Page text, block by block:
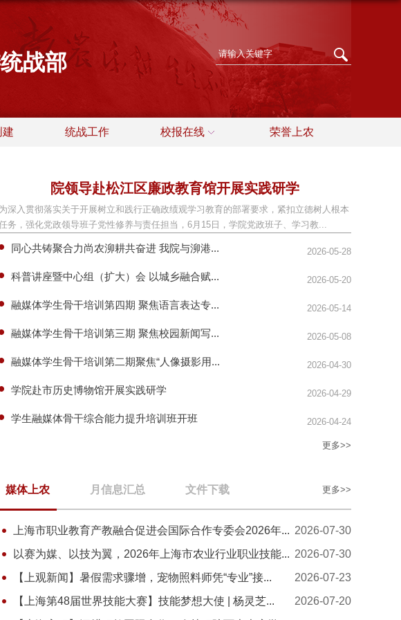
战部
建 统战工作 校报在线 荣誉上农
更多>>
院领导赴松江区廉政教育馆开展实践研学
为深入贯彻落实关于开展树立和践行正确政绩观学习教育的部署要求，紧扣立德树人根本
务，强化党政领导班子党性修养与责任担当，6月15日，学院党政班子、学习教...
同心共铸聚合力尚农泖耕共奋进 我院与泖港... 2026-05-28
科普讲座暨中心组（扩大）会 以城乡融合赋... 2026-05-20
融媒体学生骨干培训第四期 聚焦语言表达专... 2026-05-14
融媒体学生骨干培训第三期 聚焦校园新闻写... 2026-05-08
融媒体学生骨干培训第二期聚焦“人像摄影用... 2026-04-30
学院赴市历史博物馆开展实践研学 2026-04-29
学生融媒体骨干综合能力提升培训班开班 2026-04-24
媒体上农 月信息汇总 文件下载 更多>>
上海市职业教育产教融合促进会国际合作专委会2026年... 2026-07-30
以赛为媒、以技为翼，2026年上海市农业行业职业技能... 2026-07-30
【上观新闻】暑假需求骤增，宠物照料师凭“专业”接...
2026-07-23
【上海第48届世界技能大赛】技能梦想大使 | 杨灵芝...
2026-07-20